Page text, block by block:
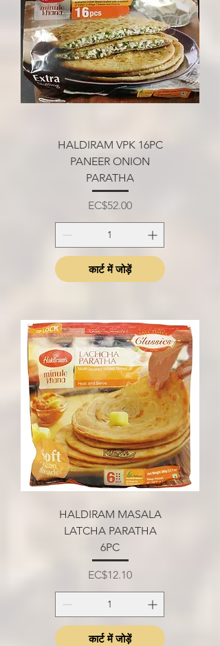
HALDIRAM VPK 16PC
PANEER ONION
PARATHA
मूल्य
EC$52.00
कार्ट में जोड़ें
HALDIRAM MASALA
LATCHA PARATHA
6PC
मूल्य
EC$12.10
कार्ट में जोड़ें